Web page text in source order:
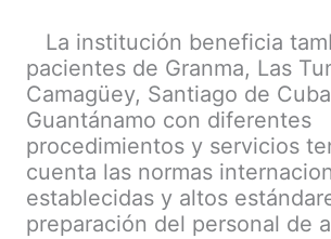
La institución beneficia
pacientes de Granma, Las
Camagüey, Santiago de
Guantánamo con diferentes
procedimientos y servicios
cuenta las normas
establecidas y altos
preparación del personal de